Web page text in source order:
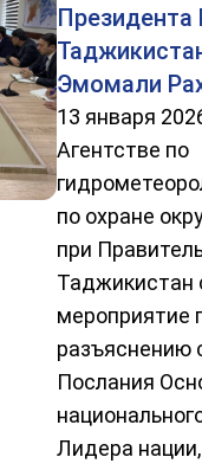
Президента
Эмомали
13 января
Агентстве по
по охране
при
Таджикистан
мероприятие
разъяснению
Послания
Лидера